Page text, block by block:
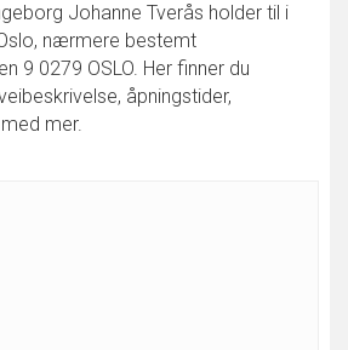
Johanne Tverås holder til i
nærmere bestemt
9 0279 OSLO. Her finner du
åpningstider,
mer.